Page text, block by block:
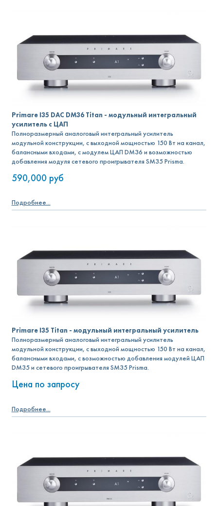
Primare I35 DAC DM36 Titan - модульный интегральный
усилитель с ЦАП
Полноразмерный аналоговый интегральный усилитель
модульной конструкции, с выходной мощностью 150 Вт на канал,
балансными входами, с модулем ЦАП DM36 и возможностью
добавления модуля сетевого проигрывателя SM35 Prisma.
590,000 руб
Подробнее...
Primare I35 Titan - модульный интегральный усилитель
Полноразмерный аналоговый интегральный усилитель
модульной конструкции, с выходной мощностью 150 Вт на канал,
балансными входами, с возможностью добавления модулей ЦАП
DM35 и сетевого проигрывателя SM35 Prisma.
Цена по запросу
Подробнее...